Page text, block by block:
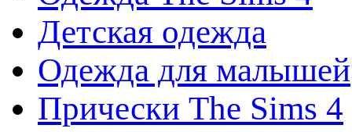
Детская одежда
Одежда для малышей
Прически The Sims 4